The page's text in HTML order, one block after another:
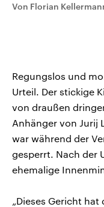
Bundesland von einer
Audio-Archiv
Von Florian
Regungslos und
Urteil. Der stickige
von draußen
Anhänger von Jurij
war während der
gesperrt. Nach der
ehemalige
„Dieses Gericht